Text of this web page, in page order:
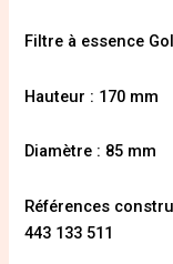
Filtre à essence
Hauteur : 170 mm
Diamètre : 85 mm
Références
443 133 511